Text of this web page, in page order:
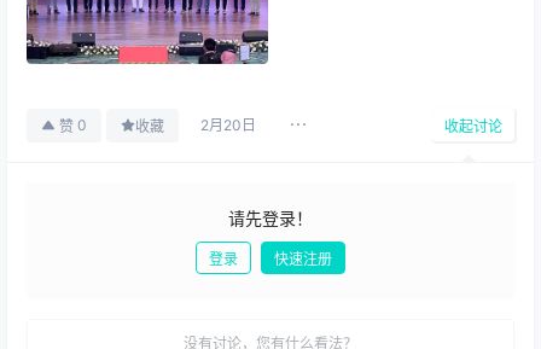
赞 0 收藏 2月20日 收起讨论
请先登录！
登录 快速注册
没有讨论，您有什么看法？